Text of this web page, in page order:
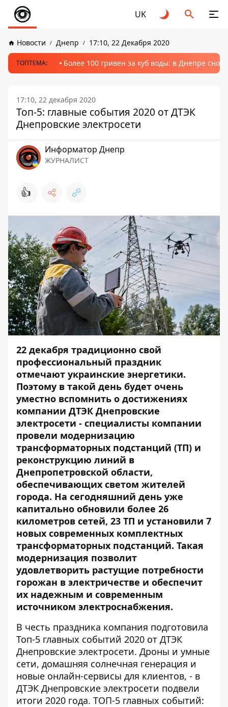
UK
Новости Днепр 17:10, 22 Декабря 2020
ТОПТЕМА: Более 100 гривен за куб воды: в Днепре
17:10, 22 декабря 2020
Топ-5: главные события 2020 от ДТЭК
Днепровские электросети
Информатор Днепр
ЖУРНАЛИСТ
👍
22 декабря традиционно свой
профессиональный праздник
отмечают украинские энергетики.
Поэтому в такой день будет очень
уместно вспомнить о достижениях
компании ДТЭК Днепровские
электросети - специалисты компании
провели модернизацию
трансформаторных подстанций (ТП) и
реконструкцию линий в
Днепропетровской области,
обеспечивающих светом жителей
города. На сегодняшний день уже
капитально обновили более 26
километров сетей, 23 ТП и установили 7
новых современных комплектных
трансформаторных подстанций. Такая
модернизация позволит
удовлетворить растущие потребности
горожан в электричестве и обеспечит
их надежным и современным
источником электроснабжения.
В честь праздника компания подготовила
Топ-5 главных событий 2020 от ДТЭК
Днепровские электросети. Дроны и умные
сети, домашняя солнечная генерация и
новые онлайн-сервисы для клиентов, - в
ДТЭК Днепровские электросети подвели
итоги 2020 года. ТОП-5 главных событий: